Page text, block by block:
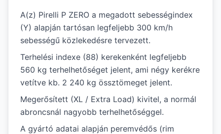
A(z) Pirelli P ZERO a megadott sebességindex
(Y) alapján tartósan legfeljebb 300 km/h
sebességű közlekedésre tervezett.
Terhelési indexe (88) kerekenként legfeljebb
560 kg terhelhetőséget jelent, ami négy kerékre
vetítve kb. 2 240 kg össztömeget jelent.
Megerősített (XL / Extra Load) kivitel, a normál
abroncsnál nagyobb terhelhetőséggel.
A gyártó adatai alapján peremvédős (rim